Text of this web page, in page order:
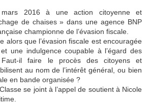
2016 à une action citoyenne et
de chaises » dans une agence BNP
championne de l’évasion fiscale.
alors que l’évasion fiscale est encouragée
une indulgence coupable à l’égard des
il faire le procès des citoyens et
au nom de l’intérêt général, ou bien
en bande organisée ?
se joint à l’appel de soutient à Nicole